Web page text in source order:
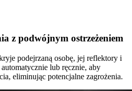
z podwójnym ostrzeżeniem
podejrzaną osobę, jej reflektory i
lub ręcznie, aby
eliminując potencjalne zagrożenia.